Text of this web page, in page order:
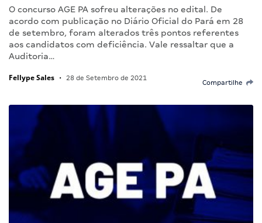
O concurso AGE PA sofreu alterações no edital. De
acordo com publicação no Diário Oficial do Pará em 28
de setembro, foram alterados três pontos referentes
aos candidatos com deficiência. Vale ressaltar que a
Auditoria…
Fellype Sales • 28 de Setembro de 2021
Compartilhe